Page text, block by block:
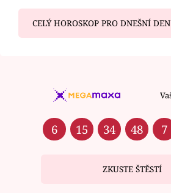
CELÝ HOROSKOP PRO DNEŠNÍ DEN
6 15 34 48 7
ZKUSTE ŠTĚSTÍ